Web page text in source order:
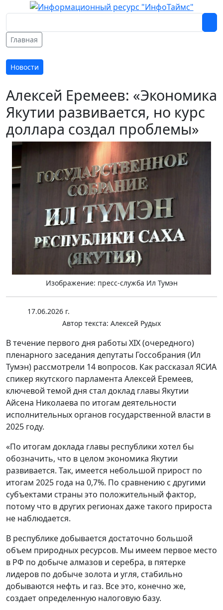
Главная
Новости
Алексей Еремеев: «Экономика
Якутии развивается, но курс
доллара создал проблемы»
Изображение: пресс-служба Ил Тумэн
17.06.2026 г.
Автор текста: Алексей Рудых
В течение первого дня работы XIX (очередного)
пленарного заседания депутаты Госсобрания (Ил
Тумэн) рассмотрели 14 вопросов. Как рассказал ЯСИА
спикер якутского парламента Алексей Еремеев,
ключевой темой дня стал доклад главы Якутии
Айсена Николаева по итогам деятельности
исполнительных органов государственной власти в
2025 году.
«По итогам доклада главы республики хотел бы
обозначить, что в целом экономика Якутии
развивается. Так, имеется небольшой прирост по
итогам 2025 года на 0,7%. По сравнению с другими
субъектами страны это положительный фактор,
потому что в других регионах даже такого прироста
не наблюдается.
В республике добывается достаточно большой
объем природных ресурсов. Мы имеем первое место
в РФ по добыче алмазов и серебра, в пятерке
лидеров по добыче золота и угля, стабильно
добываются нефть и газ. Все это, конечно же,
создает определенную налоговую базу.